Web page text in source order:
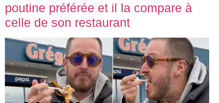
poutine préférée et il la compare à
celle de son restaurant